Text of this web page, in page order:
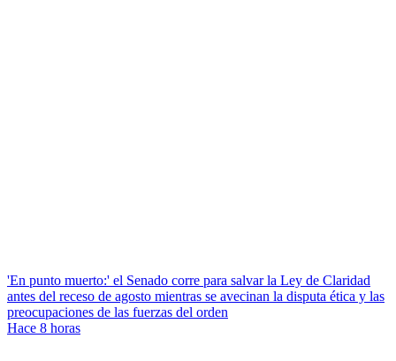
'En punto muerto:' el Senado corre para salvar la Ley de Claridad
antes del receso de agosto mientras se avecinan la disputa ética y las
preocupaciones de las fuerzas del orden
Hace 8 horas